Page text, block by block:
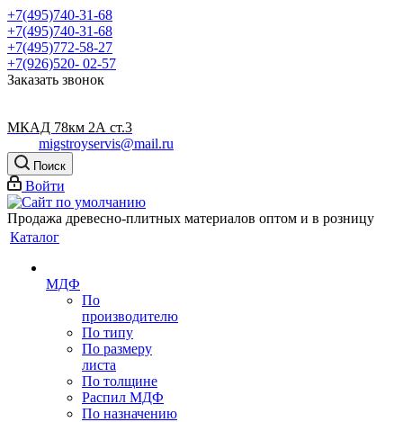
+7(495)740-31-68
+7(495)740-31-68
+7(495)772-58-27
+7(926)520- 02-57
Заказать звонок
МКАД 78км 2А ст.3
migstroyservis@mail.ru
Поиск
Войти
Продажа древесно-плитных материалов оптом и в розницу
Каталог
МДФ
По
производителю
По типу
По размеру
листа
По толщине
Распил МДФ
По назначению